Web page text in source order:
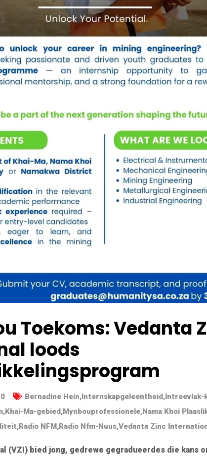
Toekoms: Vedanta
loods
0 Bernadine Hein,Internskapgeleentheid,Intreevlak-
,Khai-Ma-gebied,Mynbouprofessionele,Nama Khoi
,Radio NFM,Radio Nfm-Nuus,Vedanta Zinc
(VZI) bied jong, gedrewe gegradueerdes die kans